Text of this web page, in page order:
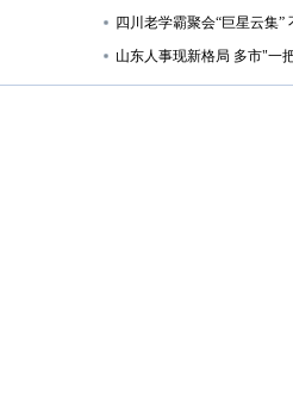
四川老学霸聚会“巨星云集”
山东人事现新格局 多市"一